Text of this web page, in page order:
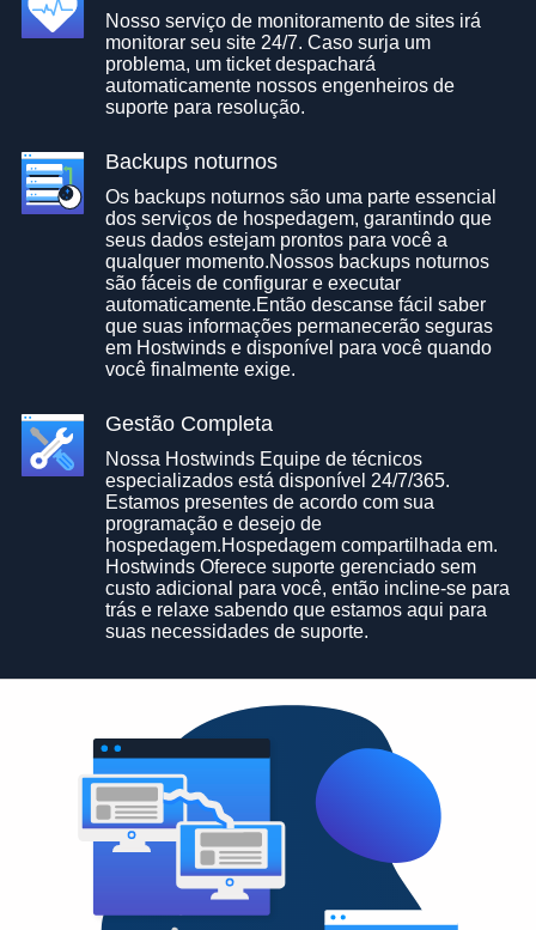
Nosso serviço de monitoramento de sites irá
monitorar seu site 24/7. Caso surja um
problema, um ticket despachará
automaticamente nossos engenheiros de
suporte para resolução.
Backups noturnos
Os backups noturnos são uma parte essencial
dos serviços de hospedagem, garantindo que
seus dados estejam prontos para você a
qualquer momento.Nossos backups noturnos
são fáceis de configurar e executar
automaticamente.Então descanse fácil saber
que suas informações permanecerão seguras
em Hostwinds e disponível para você quando
você finalmente exige.
Gestão Completa
Nossa Hostwinds Equipe de técnicos
especializados está disponível 24/7/365.
Estamos presentes de acordo com sua
programação e desejo de
hospedagem.Hospedagem compartilhada em.
Hostwinds Oferece suporte gerenciado sem
custo adicional para você, então incline-se para
trás e relaxe sabendo que estamos aqui para
suas necessidades de suporte.